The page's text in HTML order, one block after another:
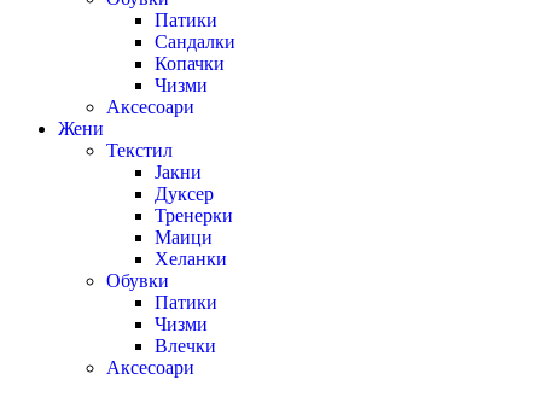
Патики
Сандалки
Копачки
Чизми
Аксесоари
Жени
Текстил
Јакни
Дуксер
Тренерки
Маици
Хеланки
Обувки
Патики
Чизми
Влечки
Аксесоари